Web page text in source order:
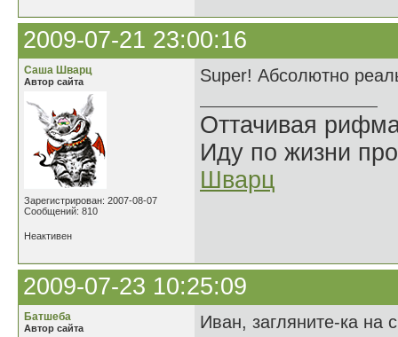
2009-07-21 23:00:16
Саша Шварц
Автор сайта
Зарегистрирован: 2007-08-07
Сообщений: 810
Super! Абсолютно
Оттачивая
Иду по жизни
Шварц
Неактивен
2009-07-23 10:25:09
Батшеба
Автор сайта
Иван, загляните-ка на